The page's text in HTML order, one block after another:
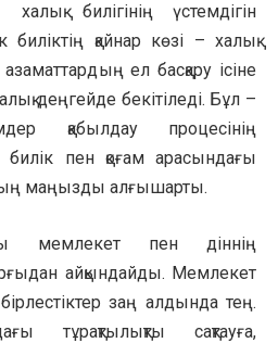
билігінің үстемдігін
биліктің қайнар көзі – халық
азаматтардың ел басқару ісіне
деңгейде бекітіледі. Бұл –
қабылдау процесінің
пен қоғам арасындағы
маңызды алғышарты.
мемлекет пен діннің
айқындайды. Мемлекет
заң алдында тең.
тұрақтылықты сақтауға,